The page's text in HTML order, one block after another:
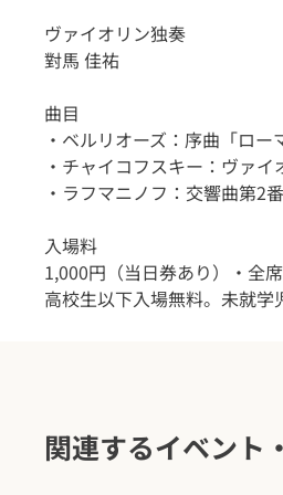
ヴァイオリン独奏
對馬 佳祐
曲目
・ベルリオーズ：序曲「ロ
・チャイコフスキー：ヴァ
・ラフマニノフ：交響曲第2
入場料
1,000円（当日券あり）・全
高校生以下入場無料。未就
関連するイベント